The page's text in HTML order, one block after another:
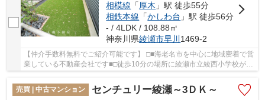
相模線 「厚木 」駅 徒歩55分
相鉄本線 「かしわ台 」駅 徒歩56分
- / 4LDK / 108.88㎡
神奈川県綾瀬市早川 1469-2
【仲介手数料無料でご紹介可能です】 □■海老名市を中心に地域密着で営
業している不動産会社です■□徒歩10分の場所に綾瀬市立綾西小学校があ
売買 | 中古マンション
センチュリー綾瀬～3ＤＫ～